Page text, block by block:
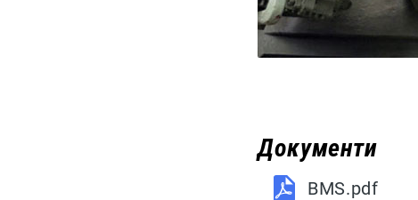
Документи
BMS.pdf